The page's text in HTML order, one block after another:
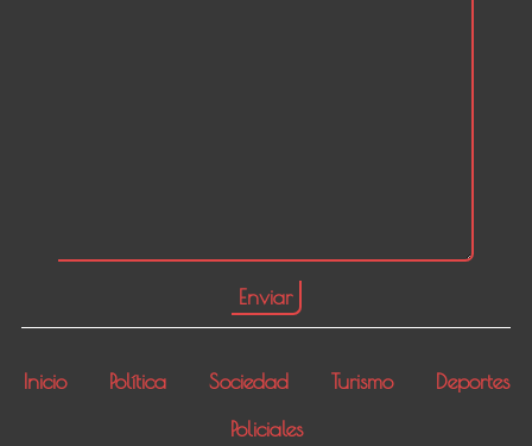
Inicio Política Sociedad Turismo
Deportes
Policiales